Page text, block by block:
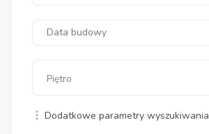
Piętro
Dodatkowe parametry wyszukiwania